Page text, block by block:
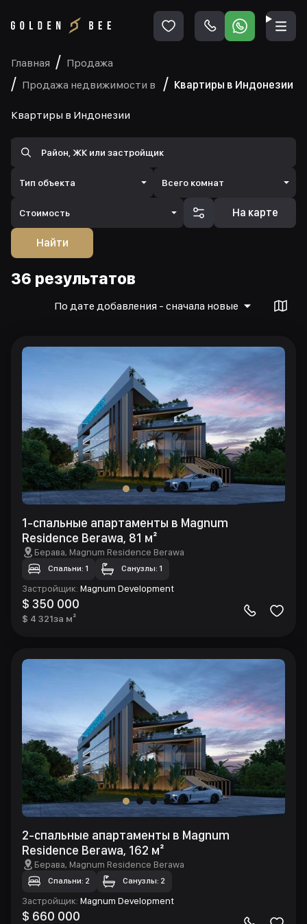
Главная
Продажа
Продажа недвижимости в
Квартиры в Индонезии
Квартиры в Индонезии
Тип объекта Всего комнат
Стоимость На карте
Найти
36 результатов
По дате добавления - сначала новые
1-спальные апартаменты в Magnum
Residence Berawa, 81 м²
Берава, Magnum Residence Berawa
Спальни: 1 Санузлы: 1
Застройщик: Magnum Development
$ 350 000
$ 4 321за м²
2-спальные апартаменты в Magnum
Residence Berawa, 162 м²
Берава, Magnum Residence Berawa
Спальни: 2 Санузлы: 2
Застройщик: Magnum Development
$ 660 000